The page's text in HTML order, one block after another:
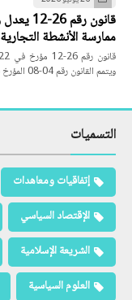
ممارسة الأنشطة التجارية
ويتمم القانون رقم 04-08 المؤرخ في 27 جماد…
التسميات
إتفاقيات ومعاهدات
الإقتصاد السياسي
الشريعة الإسلامية
العلوم السياسية